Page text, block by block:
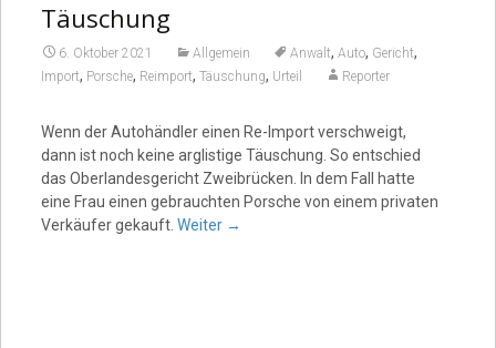
Täuschung
6. Oktober 2021 Allgemein Anwalt, Auto, Gericht,
Import, Porsche, Reimport, Täuschung, Urteil Reporter
Wenn der Autohändler einen Re-Import verschweigt,
dann ist noch keine arglistige Täuschung. So entschied
das Oberlandesgericht Zweibrücken. In dem Fall hatte
eine Frau einen gebrauchten Porsche von einem privaten
Verkäufer gekauft. Weiter →